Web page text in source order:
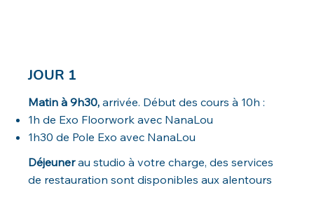
JOUR 1
Matin à 9h30,arrivée. Début des cours à 10h :
1h de Exo Floorwork avec NanaLou
1h30 de Pole Exo avec NanaLou
Déjeunerau studio à votre charge, des services
de restauration sont disponibles aux alentours